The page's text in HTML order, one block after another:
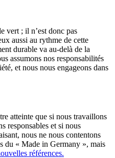
vert ; il n’est donc pas
aussi au rythme de cette
durable va au-delà de la
assumons nos responsabilités
et nous nous engageons dans
atteinte que si nous travaillons
responsables et si nous
nous ne nous contentons
du « Made in Germany », mais
références.